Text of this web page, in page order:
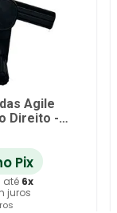
Agile
Direito -
Pix
até 6x
juros